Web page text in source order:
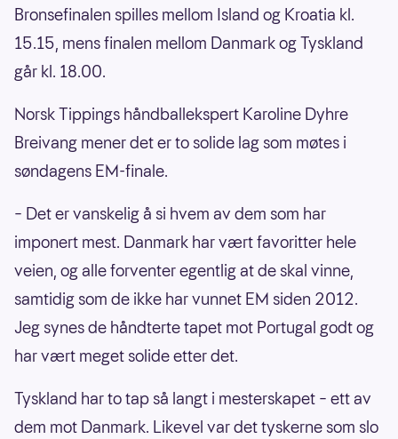
Bronsefinalen spilles mellom Island og Kroatia kl.
15.15, mens finalen mellom Danmark og Tyskland
går kl. 18.00.
Norsk Tippings håndballekspert Karoline Dyhre
Breivang mener det er to solide lag som møtes i
søndagens EM-finale.
– Det er vanskelig å si hvem av dem som har
imponert mest. Danmark har vært favoritter hele
veien, og alle forventer egentlig at de skal vinne,
samtidig som de ikke har vunnet EM siden 2012.
Jeg synes de håndterte tapet mot Portugal godt og
har vært meget solide etter det.
Tyskland har to tap så langt i mesterskapet – ett av
dem mot Danmark. Likevel var det tyskerne som slo